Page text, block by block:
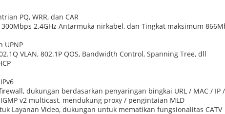
PQ, WRR, dan CAR
2.4GHz Antarmuka nirkabel, dan Tingkat maksimum
UPNP
VLAN, 802.1P QOS, Bandwidth Control, Spanning Tree, dll
dukungan berdasarkan penyaringan bingkai URL / MAC / IP
v2 multicast, mendukung proxy / pengintaian MLD
Layanan Video, dukungan untuk mematikan fungsionalitas CATV